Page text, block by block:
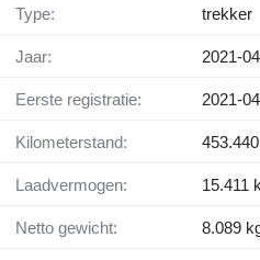
Type: trekker
Jaar: 2021-04
Eerste registratie: 2021-04
Kilometerstand:
Laadvermogen: 15.411
Netto gewicht: 8.089